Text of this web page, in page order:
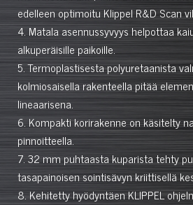
edelleen optimoitu Klippel R&D Scan
4. Matala asennussyvyys helpottaa
alkuperäisille paikoille.
5. Termoplastisesta polyuretaanista
kolmiosaisella rakenteella pitää
lineaarisena.
6. Kompakti korirakenne on käsitelty
pinnoitteella.
7. 32 mm puhtaasta kuparista tehty
tasapainoisen sointisävyn kriittisellä
8. Kehitetty hyödyntäen KLIPPEL